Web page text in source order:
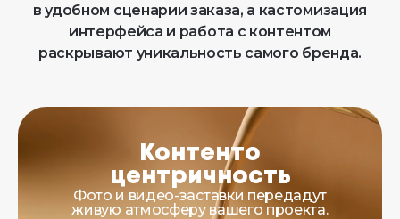
в удобном сценарии заказа, а кастомизация
интерфейса и работа с контентом
раскрывают уникальность самого бренда.
Контенто
центричность
Фото и видео-заставки передадут
живую атмосферу вашего проекта.